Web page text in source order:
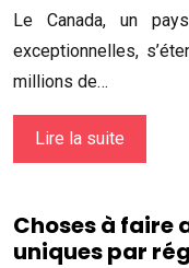
Le Canada, un
exceptionnelles,
millions de…
Lire la suite
Choses à faire
uniques par